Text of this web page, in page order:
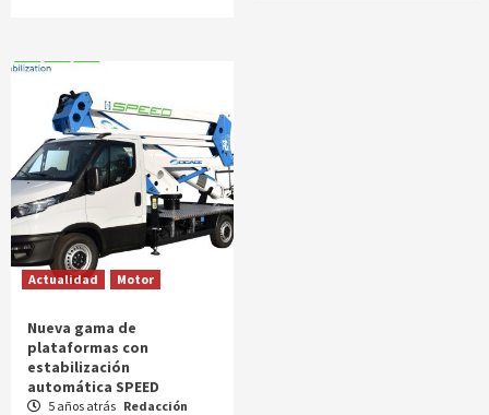
Actualidad Motor
Nueva gama de
plataformas con
estabilización
automática SPEED
5 años atrás Redacción